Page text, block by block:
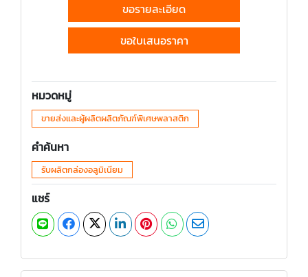
ขอรายละเอียด
ขอใบเสนอราคา
หมวดหมู่
ขายส่งและผู้ผลิตผลิตภัณฑ์พิเศษพลาสติก
คำค้นหา
รับผลิตกล่องอลูมิเนียม
แชร์